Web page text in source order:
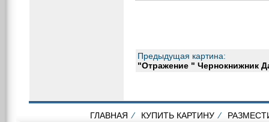
Предыдущая картина:
"Отражение " Чернокнижник
ГЛАВНАЯ ⁄ КУПИТЬ КАРТИНУ⁄